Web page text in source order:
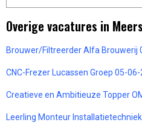
Overige vacatures in
Brouwer/Filtreerder Alfa Brouwerij
CNC-Frezer Lucassen Groep 05-
Creatieve en Ambitieuze Topper
Leerling Monteur